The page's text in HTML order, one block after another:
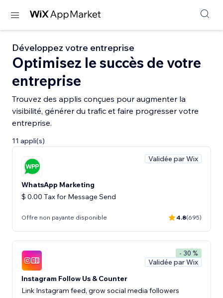
Développez votre entreprise
Optimisez le succès de votre
entreprise
Trouvez des applis conçues pour augmenter la
visibilité, générer du trafic et faire progresser votre
entreprise.
11 appli(s)
Validée par Wix
WhatsApp Marketing
$ 0.00 Tax for Message Send
Offre non payante disponible 4.8(695)
- 30 %
Validée par Wix
Instagram Follow Us & Counter
Link Instagram feed, grow social media followers